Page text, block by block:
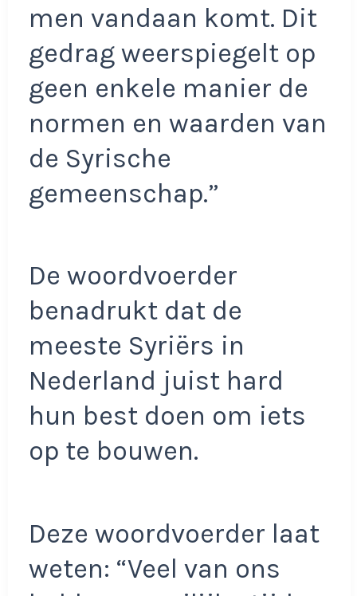
men vandaan komt. Dit
gedrag weerspiegelt op
geen enkele manier de
normen en waarden van
de Syrische
gemeenschap.”
De woordvoerder
benadrukt dat de
meeste Syriërs in
Nederland juist hard
hun best doen om iets
op te bouwen.
Deze woordvoerder laat
weten: “Veel van ons